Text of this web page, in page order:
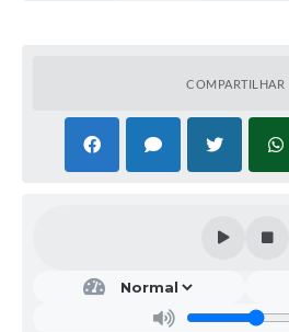
COMPARTILHAR